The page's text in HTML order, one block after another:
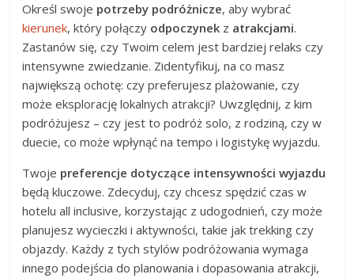
Określ swoje potrzeby podróżnicze, aby wybrać
kierunek, który połączy odpoczynek z atrakcjami.
Zastanów się, czy Twoim celem jest bardziej relaks czy
intensywne zwiedzanie. Zidentyfikuj, na co masz
największą ochotę: czy preferujesz plażowanie, czy
może eksplorację lokalnych atrakcji? Uwzględnij, z kim
podróżujesz – czy jest to podróż solo, z rodziną, czy w
duecie, co może wpłynąć na tempo i logistykę wyjazdu.
Twoje preferencje dotyczące intensywności wyjazdu
będą kluczowe. Zdecyduj, czy chcesz spędzić czas w
hotelu all inclusive, korzystając z udogodnień, czy może
planujesz wycieczki i aktywności, takie jak trekking czy
objazdy. Każdy z tych stylów podróżowania wymaga
innego podejścia do planowania i dopasowania atrakcji,